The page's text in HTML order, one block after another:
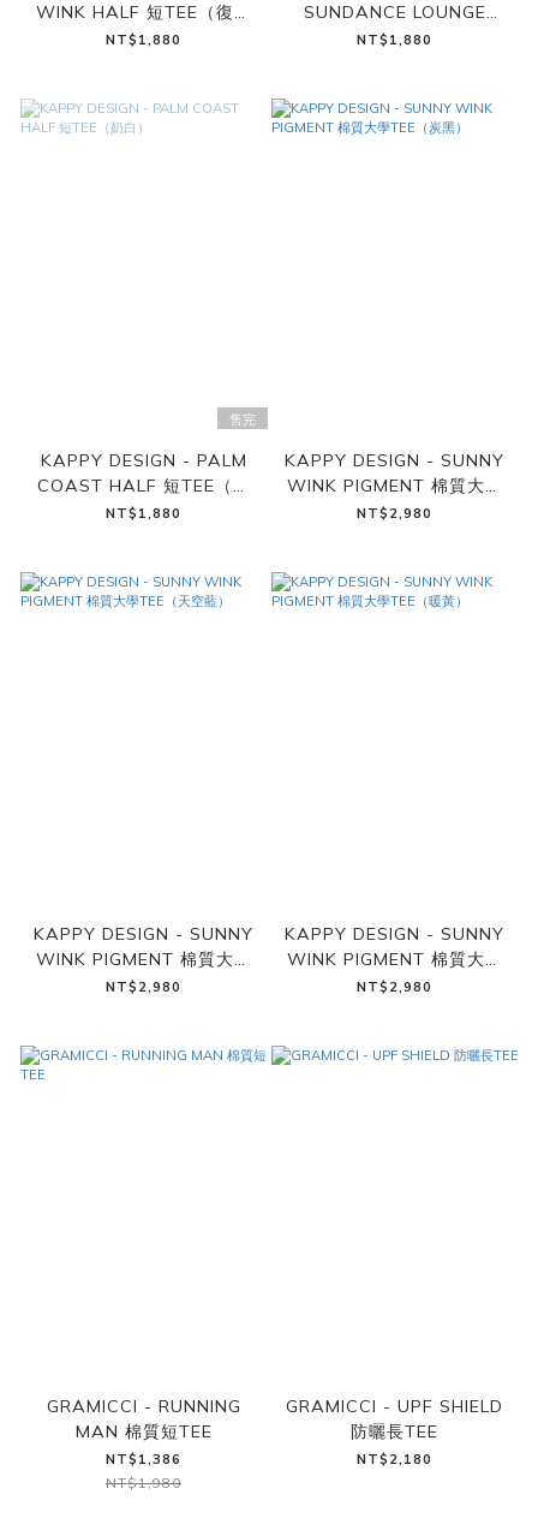
WINK HALF 短TEE（復古
白）
NT$1,880
SUNDANCE LOUNGE
HALF 短TEE（奶白）
NT$1,880
售完
KAPPY DESIGN - PALM
COAST HALF 短TEE（奶
白）
NT$1,880
KAPPY DESIGN - SUNNY
WINK PIGMENT 棉質大學
TEE（炭黑）
NT$2,980
KAPPY DESIGN - SUNNY
WINK PIGMENT 棉質大學
TEE（天空藍）
NT$2,980
KAPPY DESIGN - SUNNY
WINK PIGMENT 棉質大學
TEE（暖黃）
NT$2,980
GRAMICCI - RUNNING
MAN 棉質短TEE
NT$1,386
NT$1,980
GRAMICCI - UPF SHIELD
防曬長TEE
NT$2,180